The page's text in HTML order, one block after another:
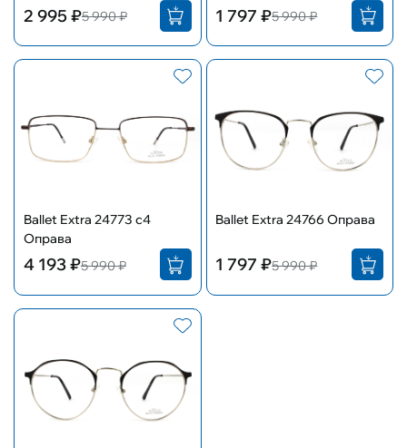
2 995 ₽5 990 ₽ 1 797 ₽5 990 ₽
Ballet Extra 24773 с4
Оправа
4 193 ₽5 990 ₽
Ballet Extra 24766 Оправа
1 797 ₽5 990 ₽